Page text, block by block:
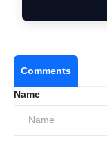
Comments
Name